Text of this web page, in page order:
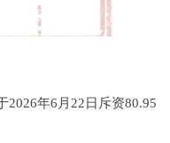
2026年6月22日斥资80.95